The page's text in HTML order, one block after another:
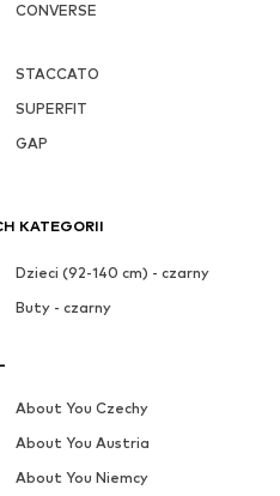
CONVERSE
STACCATO
SUPERFIT
GAP
KATEGORII
Dzieci (92-140 cm) - czarny
Buty - czarny
About You Czechy
About You Austria
About You Niemcy